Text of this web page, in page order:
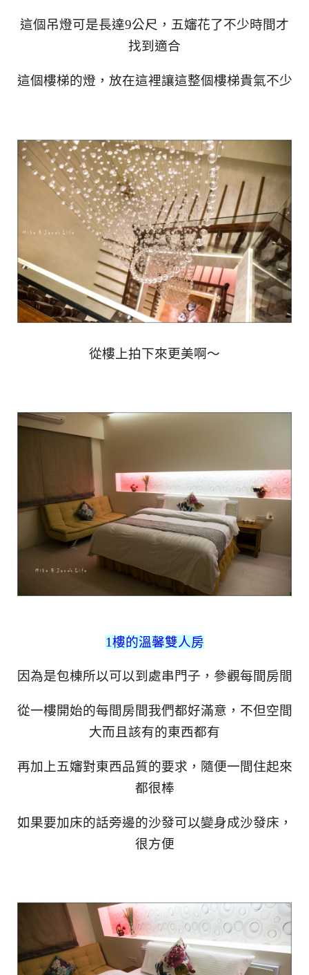
這個吊燈可是長達9公尺，五嬸花了不少時間才
找到適合
這個樓梯的燈，放在這裡讓這整個樓梯貴氣不少
從樓上拍下來更美啊～
1樓的溫馨雙人房
因為是包棟所以可以到處串門子，參觀每間房間
從一樓開始的每間房間我們都好滿意，不但空間
大而且該有的東西都有
再加上五嬸對東西品質的要求，隨便一間住起來
都很棒
如果要加床的話旁邊的沙發可以變身成沙發床，
很方便